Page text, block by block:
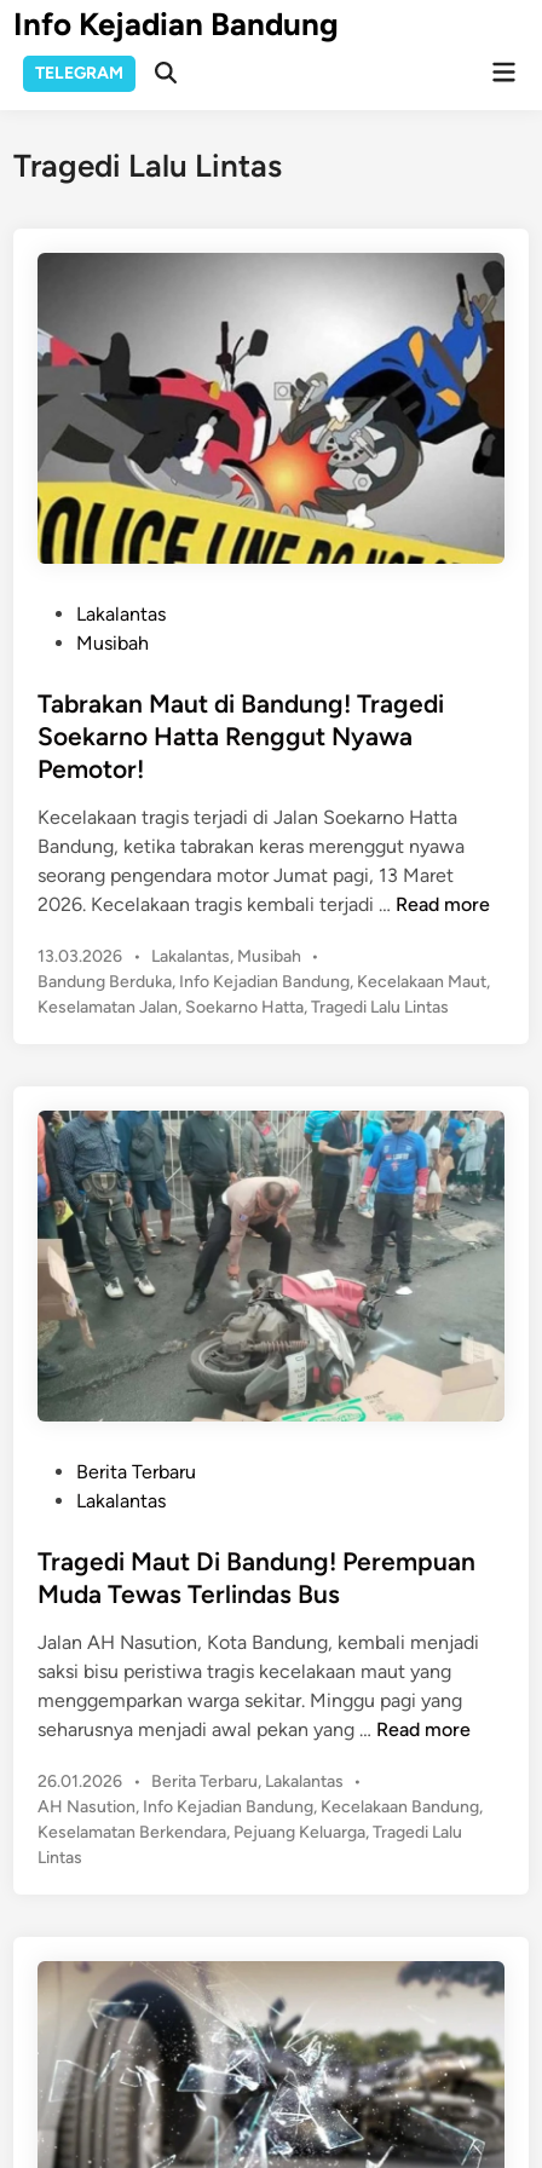
Skip
to
content
Info Kejadian Bandung
TELEGRAM
Open
Tragedi Lalu Lintas
t
e
d
n
Lakalantas
Musibah
Tabrakan Maut di Bandung! Tragedi
Soekarno Hatta Renggut Nyawa
Pemotor!
Kecelakaan tragis terjadi di Jalan Soekarno Hatta
Bandung, ketika tabrakan keras merenggut nyawa
seorang pengendara motor Jumat pagi, 13 Maret
2026. Kecelakaan tragis kembali terjadi … T
r
a
n
M
a
u
d
i
a
n
u
r
g
i
S
e
k
H
t
t
a
R
e
Read more
13.03.2026 •
P
o
s
i
n
Lakalantas, Musibah
•
Bandung Berduka, Info Kejadian Bandung, Kecelakaan Maut,
Keselamatan Jalan, Soekarno Hatta,Tragedi Lalu Lintas
t
e
i
n
Berita Terbaru
Lakalantas
Tragedi Maut Di Bandung! Perempuan
Muda Tewas Terlindas Bus
Jalan AH Nasution, Kota Bandung, kembali menjadi
saksi bisu peristiwa tragis kecelakaan maut yang
menggemparkan warga sekitar. Minggu pagi yang
seharusnya menjadi awal pekan yang … T
g
e
a
D
i
B
a
Read more
26.01.2026 •
P
o
s
n
Berita Terbaru, Lakalantas
•
AH Nasution, Info Kejadian Bandung, Kecelakaan Bandung,
Keselamatan Berkendara, Pejuang Keluarga,Tragedi Lalu
Lintas